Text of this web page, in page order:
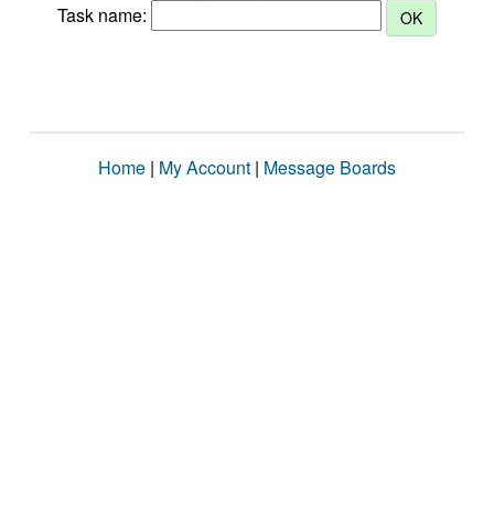
Task name:
Home | My Account | Message Boards